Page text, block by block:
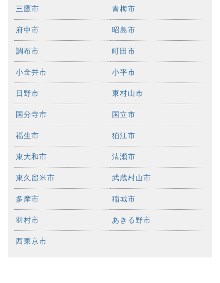
三鷹市 青梅市
府中市 昭島市
調布市 町田市
小金井市 小平市
日野市 東村山市
国分寺市 国立市
福生市 狛江市
東大和市 清瀬市
東久留米市 武蔵村山市
多摩市 稲城市
羽村市 あきる野市
西東京市